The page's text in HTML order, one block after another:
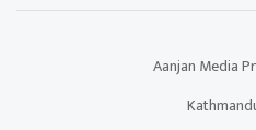
Aanjan Media